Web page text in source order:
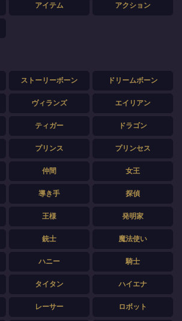
アイテム アクション
ストーリーボーン ドリームボーン
ヴィランズ エイリアン
ティガー ドラゴン
プリンス プリンセス
仲間 女王
導き手 探偵
王様 発明家
銃士 魔法使い
ハニー 騎士
タイタン ハイエナ
レーサー ロボット